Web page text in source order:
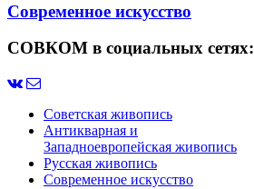
Современное искусство
СОВКОМ в социальных сетях:
Советская живопись
Антикварная и
Западноевропейская живопись
Русская живопись
Современное искусство